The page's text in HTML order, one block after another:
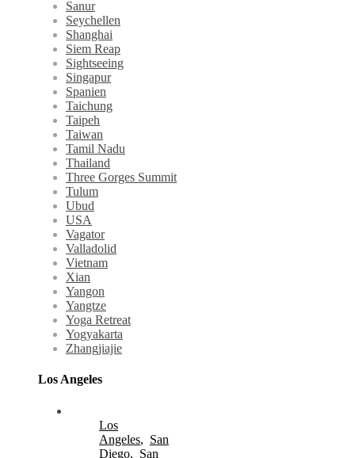
Sanur
Seychellen
Shanghai
Siem Reap
Sightseeing
Singapur
Spanien
Taichung
Taipeh
Taiwan
Tamil Nadu
Thailand
Three Gorges Summit
Tulum
Ubud
USA
Vagator
Valladolid
Vietnam
Xian
Yangon
Yangtze
Yoga Retreat
Yogyakarta
Zhangjiajie
Los Angeles
Los
Angeles, San
Diego, San